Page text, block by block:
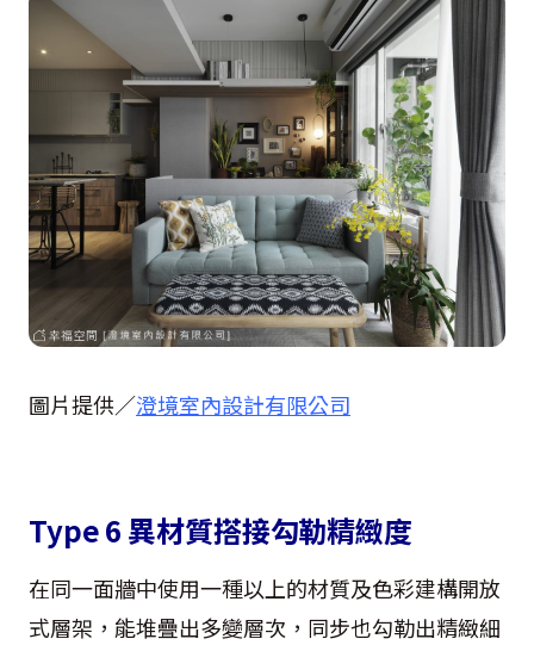
圖片提供／澄境室內設計有限公司
Type 6 異材質搭接勾勒精緻度
在同一面牆中使用一種以上的材質及色彩建構開放
式層架，能堆疊出多變層次，同步也勾勒出精緻細